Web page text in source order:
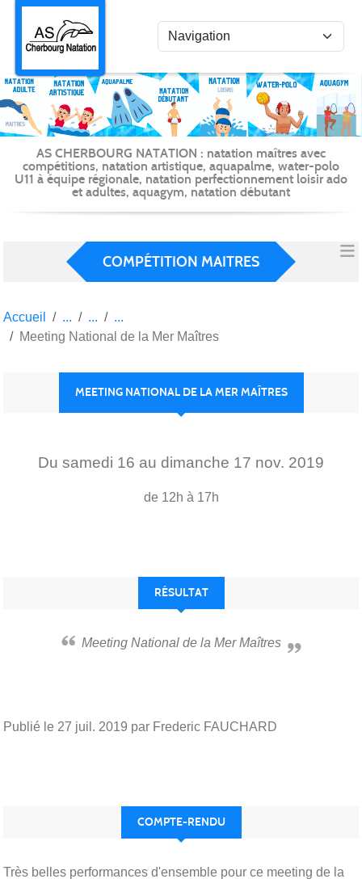
AS CHERBOURG NATATION : natation maîtres avec
compétitions, natation artistique, aquapalme, water-polo
U11 à équipe régionale, natation perfectionnement loisir ado
et adultes, aquagym, natation débutant
COMPÉTITION MAITRES
Accueil
Meeting National de la Mer Maîtres
MEETING NATIONAL DE LA MER MAÎTRES
Du samedi 16 au dimanche 17 nov. 2019
de 12h à 17h
RÉSULTAT
Meeting National de la Mer Maîtres
Publié le 27 juil. 2019 par Frederic FAUCHARD
COMPTE-RENDU
Très belles performances d'ensemble pour ce meeting de la
Panneau de gestion des cookies